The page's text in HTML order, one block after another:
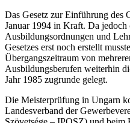
Das Gesetz zur Einführung des
Januar 1994 in Kraft. Da jedoch
Ausbildungsordnungen und
Gesetzes erst noch erstellt
Übergangszeitraum von
Ausbildungsberufen weiterhin
Jahr 1985 zugrunde gelegt.
Die Meisterprüfung in Ungarn
Landesverband der